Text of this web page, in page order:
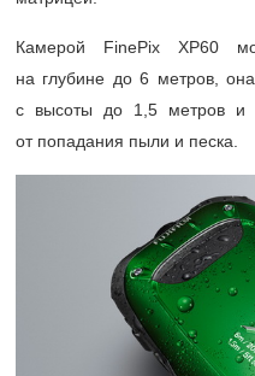
Камерой FinePix XP60
на глубине до 6 метров,
с высоты до 1,5 метров и
от попадания пыли и песка.